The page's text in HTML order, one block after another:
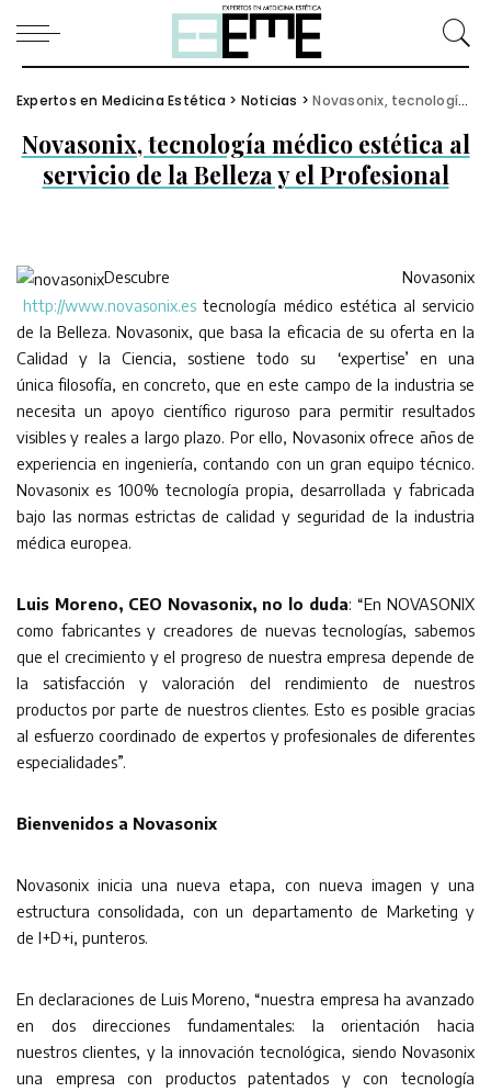
Expertos en Medicina Estética > Noticias >Novasonix, tecnología médico estética al servicio de la Belleza y el Profesional
Novasonix, tecnología médico estética al
servicio de la Belleza y el Profesional
Descubre Novasonix
http://www.novasonix.es tecnología médico estética al servicio
de la Belleza. Novasonix, que basa la eficacia de su oferta en la
Calidad y la Ciencia, sostiene todo su ‘expertise’ en una
única filosofía, en concreto, que en este campo de la industria se
necesita un apoyo científico riguroso para permitir resultados
visibles y reales a largo plazo. Por ello, Novasonix ofrece años de
experiencia en ingeniería, contando con un gran equipo técnico.
Novasonix es 100% tecnología propia, desarrollada y fabricada
bajo las normas estrictas de calidad y seguridad de la industria
médica europea.
Luis Moreno, CEO Novasonix, no lo duda: “En NOVASONIX
como fabricantes y creadores de nuevas tecnologías, sabemos
que el crecimiento y el progreso de nuestra empresa depende de
la satisfacción y valoración del rendimiento de nuestros
productos por parte de nuestros clientes. Esto es posible gracias
al esfuerzo coordinado de expertos y profesionales de diferentes
especialidades”.
Bienvenidos a Novasonix
Novasonix inicia una nueva etapa, con nueva imagen y una
estructura consolidada, con un departamento de Marketing y
de I+D+i, punteros.
En declaraciones de Luis Moreno, “nuestra empresa ha avanzado
en dos direcciones fundamentales: la orientación hacia
nuestros clientes, y la innovación tecnológica, siendo Novasonix
una empresa con productos patentados y con tecnología